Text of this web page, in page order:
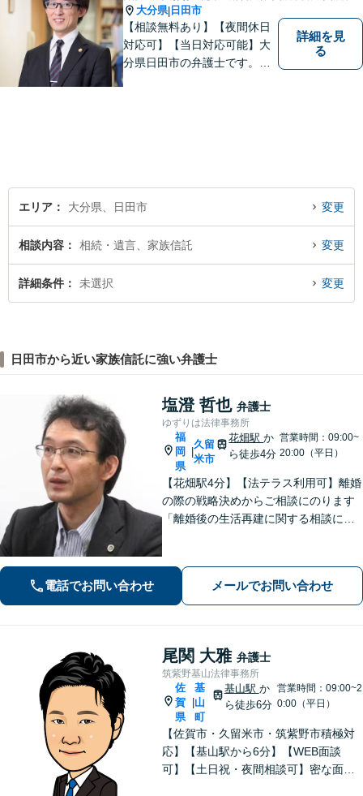
大分県| 日田市
【相談無料あり】【夜間休日
対応可】【当日対応可能】大
分県日田市の弁護士です。離
詳細を見
る
エリア 大分県、日田市 変更
相談内容 相続・遺言、家族信託 変更
詳細条件 未選択 変更
日田市から近い家族信託に強い弁護士
塩澄 哲也 弁護士
ゆずりは法律事務所
福
岡
県
|
久留
米市
花畑駅か
ら徒歩4分
営業時間：09:00~
20:00（平日）
【花畑駅4分】【法テラス利用可】離婚
の際の戦略決めからご相談にのります
「離婚後の生活再建に関する相談に対
や立ち退き・明け渡しなどの賃貸トラ
ブル」【顧問契約可】
電話でお問い合わせ メールでお問い合わせ
尾関 大雅 弁護士
筑紫野基山法律事務所
佐
賀
県
基
山
町
基山駅 か
ら徒歩6分
営業時間：09:00~2
0:00（平日）
【佐賀市・久留米市・筑紫野市積極対
応】【基山駅から6分】【WEB面談
可】【土日祝・夜間相談可】密な面談